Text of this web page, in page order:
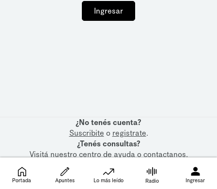
Ingresar
¿No tenés cuenta?
Suscribite o registrate.
¿Tenés consultas?
Visitá nuestrocentro de ayudaocontactanos.
Portada Apuntes Lo más leído Radio Ingresar